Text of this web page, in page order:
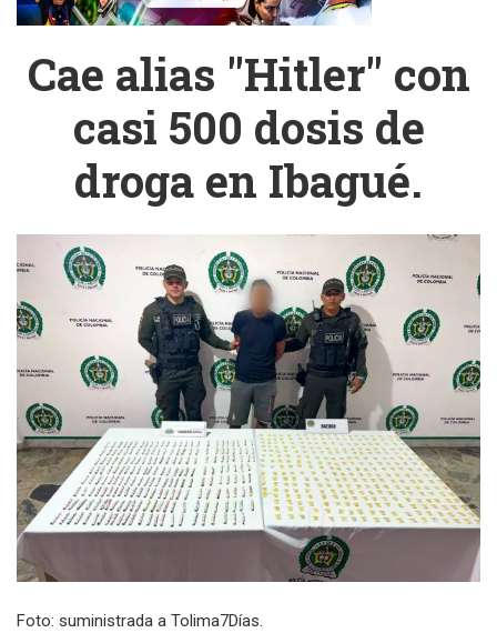
Cae alias "Hitler" con
casi 500 dosis de
droga en Ibagué.
Foto: suministrada a Tolima7Días.